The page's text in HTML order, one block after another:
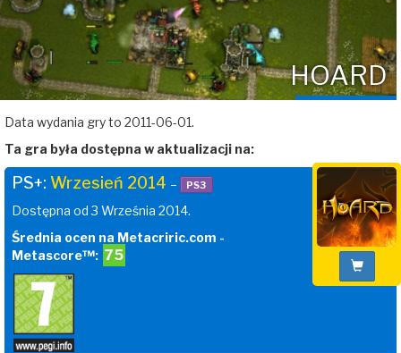
HOARD
Data wydania gry to 2011-06-01.
Ta gra była dostępna w aktualizacji na:
PS+: Wrzesień 2014 – PS3
Dostępna od 3 Września 2014.
Średnia ocen na Metacriric.com -
Metascore™: 75